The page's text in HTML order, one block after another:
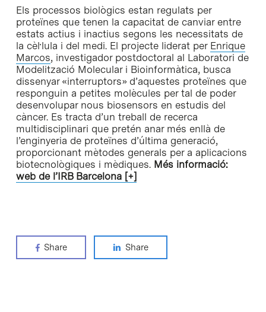
Els processos biològics estan regulats per
proteïnes que tenen la capacitat de canviar entre
estats actius i inactius segons les necessitats de
la cèl·lula i del medi. El projecte liderat per Enrique
Marcos, investigador postdoctoral al Laboratori de
Modelització Molecular i Bioinformàtica, busca
dissenyar «interruptors» d’aquestes proteïnes que
responguin a petites molècules per tal de poder
desenvolupar nous biosensors en estudis del
càncer. Es tracta d’un treball de recerca
multidisciplinari que pretén anar més enllà de
l’enginyeria de proteïnes d’última generació,
proporcionant mètodes generals per a aplicacions
biotecnològiques i mèdiques. Més informació:
web de l’IRB Barcelona [+]
Share Share